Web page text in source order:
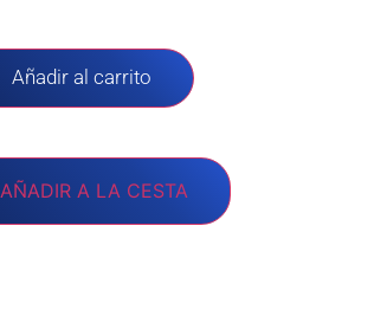
Añadir al carrito
AÑADIR A LA CESTA